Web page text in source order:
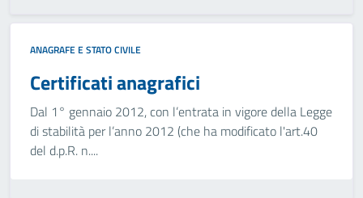
ANAGRAFE E STATO CIVILE
Certificati anagrafici
Dal 1° gennaio 2012, con l’entrata in vigore della Legge
di stabilità per l’anno 2012 (che ha modificato l'art.40
del d.p.R. n....